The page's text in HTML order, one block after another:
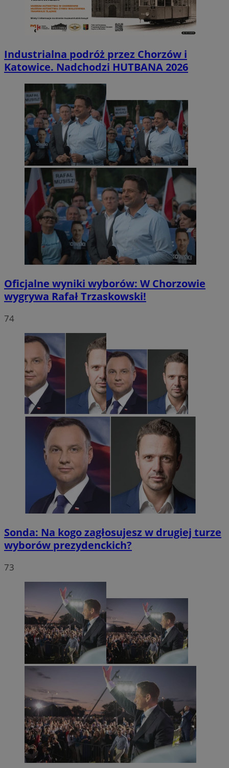
Industrialna podróż przez Chorzów i
Katowice. Nadchodzi HUTBANA 2026
Oficjalne wyniki wyborów: W Chorzowie
wygrywa Rafał Trzaskowski!
74
Sonda: Na kogo zagłosujesz w drugiej turze
wyborów prezydenckich?
73